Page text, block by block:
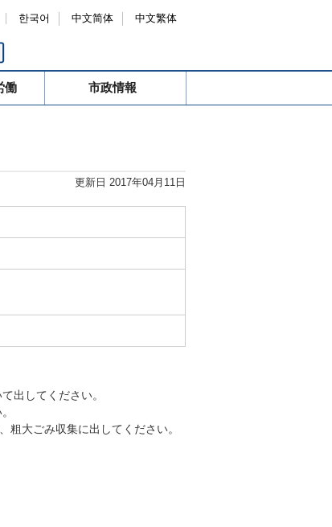
한국어 中文简体 中文繁体
働 市政情報
更新日 2017年04月11日
出してください。
大ごみ収集に出してください。